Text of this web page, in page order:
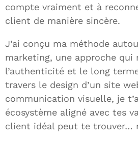
compte vraiment et à
client de manière sincère.
J’ai conçu ma méthode
marketing, une approche qui
l’authenticité et le long
travers le design d’un site
communication visuelle, je
écosystème aligné avec tes
client idéal peut te trouver…